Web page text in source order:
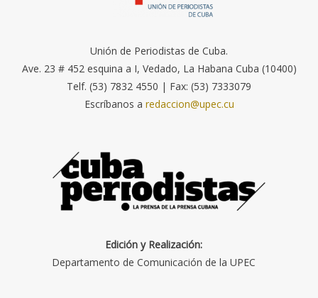
Unión de Periodistas de Cuba.
Ave. 23 # 452 esquina a I, Vedado, La Habana Cuba (10400)
Telf. (53) 7832 4550 | Fax: (53) 7333079
Escríbanos a redaccion@upec.cu
Edición y Realización:
Departamento de Comunicación de la UPEC